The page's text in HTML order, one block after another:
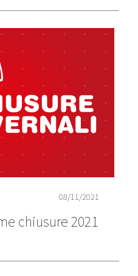
08/11/2021
chiusure 2021